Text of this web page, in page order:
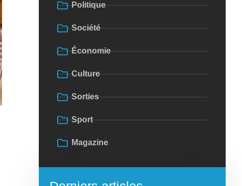
Politique
Société
Économie
Culture
Sorties
Sport
Magazine